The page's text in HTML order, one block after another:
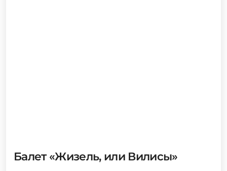
Балет «Жизель, или Вилисы»